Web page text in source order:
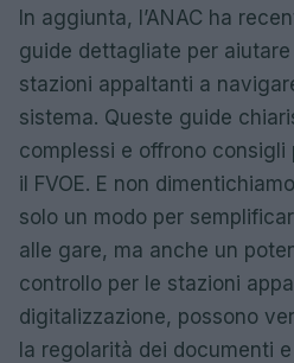
In aggiunta, l’ANAC ha
guide dettagliate per
stazioni appaltanti a
sistema. Queste guide
complessi e offrono
il FVOE. E non
solo un modo per
alle gare, ma anche un
controllo per le stazioni
digitalizzazione, possono
la regolarità dei documenti